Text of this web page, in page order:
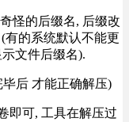
怪的后缀名, 后缀改
有的系统默认不能更
文件后缀名).
后 才能正确解压)
即可, 工具在解压过